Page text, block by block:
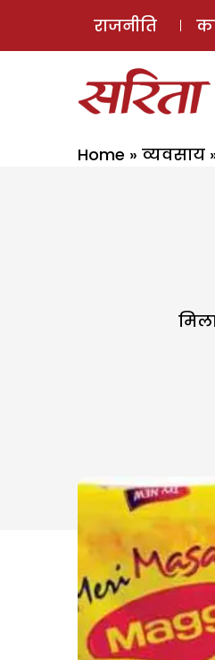
राजनीति
Home » व्यवसाय